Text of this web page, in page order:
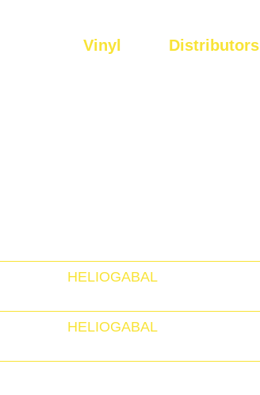
Vinyl Distributors
HELIOGABAL
HELIOGABAL